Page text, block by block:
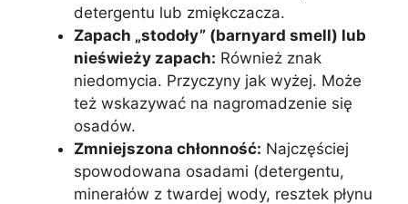
detergentu lub zmiękczacza.
Zapach „stodoły” (barnyard smell) lub
nieświeży zapach: Również znak
niedomycia. Przyczyny jak wyżej. Może
też wskazywać na nagromadzenie się
osadów.
Zmniejszona chłonność: Najczęściej
spowodowana osadami (detergentu,
minerałów z twardej wody, resztek płynu